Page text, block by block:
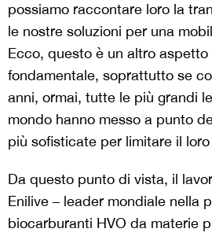
possiamo raccontare loro la
le nostre soluzioni per una
Ecco, questo è un altro
fondamentale, soprattutto se
anni, ormai, tutte le più grandi
mondo hanno messo a punto
più sofisticate per limitare il
Da questo punto di vista, il
Enilive – leader mondiale nella
biocarburanti HVO da materie